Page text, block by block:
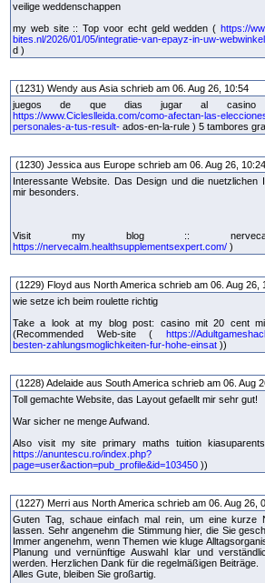
veilige weddenschappen
my web site :: Top voor echt geld wedden ( https://
bites.nl/2026/01/05/integratie-van-epayz-in-uw-
d )
(1231) Wendy aus Asia schrieb am 06. Aug 26, 10:54
juegos de que dias jugar al
https://www.Cicleslleida.com/como-afectan-las-
personales-a-tus-result- ados-en-la-rule ) 5 tambores
(1230) Jessica aus Europe schrieb am 06. Aug 26, 10:24
Interessante Website. Das Design und die nuetzlichen
mir besonders.
Visit my blog ::
https://nervecalm.healthsupplementsexpert.com/ )
(1229) Floyd aus North America schrieb am 06. Aug 26,
wie setze ich beim roulette richtig
Take a look at my blog post: casino mit 20 cent
(Recommended Web-site ( https://
besten-zahlungsmoglichkeiten-fur-hohe-einsat ))
(1228) Adelaide aus South America schrieb am 06. Aug
Toll gemachte Website, das Layout gefaellt mir sehr gut!
War sicher ne menge Aufwand.
Also visit my site primary maths tuition
https://anuntescu.ro/index.php?
page=user&action=pub_profile&id=103450 ))
(1227) Merri aus North America schrieb am 06. Aug 26,
Guten Tag, schaue einfach mal rein, um eine kurze
lassen. Sehr angenehm die Stimmung hier, die Sie
Immer angenehm, wenn Themen wie kluge
Planung und vernünftige Auswahl klar und
werden. Herzlichen Dank für die regelmäßigen Beiträge.
Alles Gute, bleiben Sie großartig.